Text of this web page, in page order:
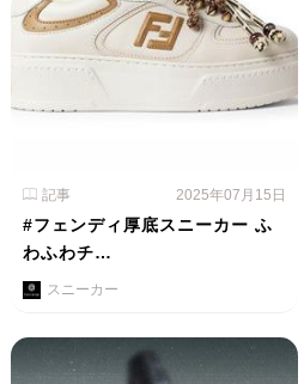
記事 2025年07月15日
#フェンディ厚底スニーカー ふ
わふわチ…
スニーカー